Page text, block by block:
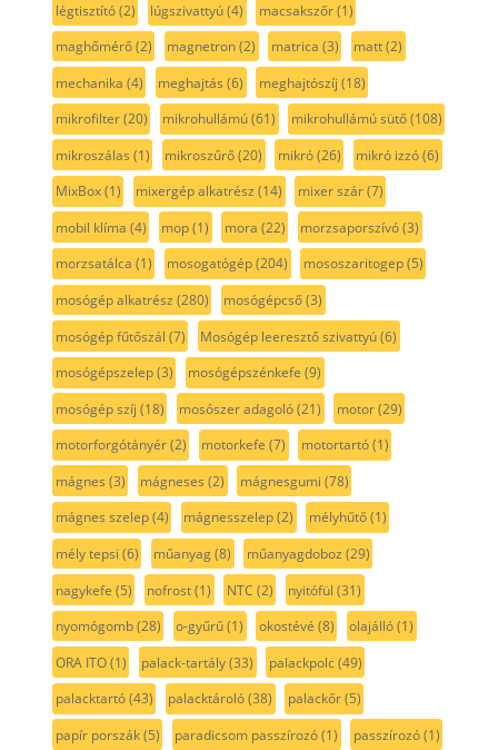
légtisztító(2) lúgszivattyú(4) macsakszőr(1)
maghőmérő(2) magnetron(2) matrica (3) matt(2)
mechanika (4) meghajtás (6) meghajtószíj (18)
mikrofilter(20) mikrohullámú(61) mikrohullámú sütő(108)
mikroszálas (1) mikroszűrő(20) mikró(26) mikró izzó(6)
MixBox(1) mixergép alkatrész (14) mixer szár(7)
mobil klíma (4) mop(1) mora (22) morzsaporszívó(3)
morzsatálca (1) mosogatógép(204) mososzaritogep(5)
mosógép alkatrész (280) mosógépcső(3)
mosógép fűtőszál (7) Mosógép leeresztő szivattyú(6)
mosógépszelep(3) mosógépszénkefe (9)
mosógép szíj (18) mosószer adagoló(21) motor(29)
motorforgótányér(2) motorkefe (7) motortartó(1)
mágnes (3) mágneses (2) mágnesgumi (78)
mágnes szelep(4) mágnesszelep(2) mélyhűtő(1)
mély tepsi (6) műanyag(8) műanyagdoboz (29)
nagykefe (5) nofrost(1) NTC (2) nyitófül (31)
nyomógomb(28) o-gyűrű(1) okostévé (8) olajálló(1)
ORA ITO(1) palack-tartály(33) palackpolc(49)
palacktartó(43) palacktároló(38) palackőr(5)
papír porszák(5) paradicsom passzírozó(1) passzírozó(1)